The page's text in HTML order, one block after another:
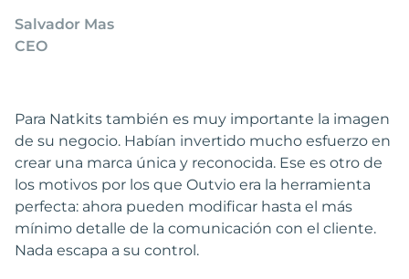
Salvador Mas
CEO
Para Natkits también es muy importante la imagen
de su negocio. Habían invertido mucho esfuerzo en
crear una marca única y reconocida. Ese es otro de
los motivos por los que Outvio era la herramienta
perfecta: ahora pueden modificar hasta el más
mínimo detalle de la comunicación con el cliente.
Nada escapa a su control.